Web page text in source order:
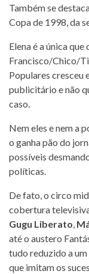
Também se
Copa de 1998, da
Elena é a única
Francisco/Chico/
Populares cresceu
publicitário e não
caso.
Nem eles e nem a
o ganha pão do
possíveis
políticas.
De fato, o circo
cobertura
Gugu Liberato,
até o austero
tudo reduzido a
que imitam os